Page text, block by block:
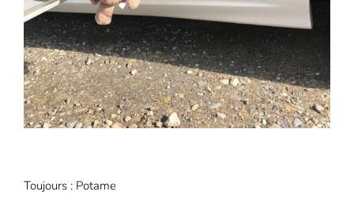
Toujours : Potame